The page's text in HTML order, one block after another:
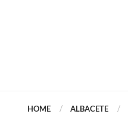
HOME ALBACETE